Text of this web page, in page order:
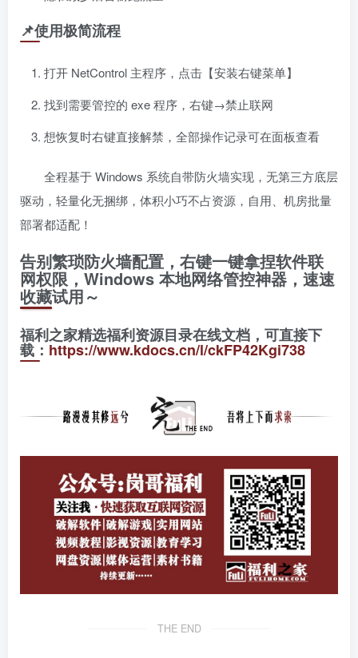
📌使用极简流程
打开 NetControl 主程序，点击【安装右键菜单】
找到需要管控的 exe 程序，右键→禁止联网
想恢复时右键直接解禁，全部操作记录可在面板查看
全程基于 Windows 系统自带防火墙实现，无第三方底层
驱动，轻量化无捆绑，体积小巧不占资源，自用、机房批量
部署都适配！
告别繁琐防火墙配置，右键一键拿捏软件联
网权限，Windows 本地网络管控神器，速速
收藏试用～
福利之家精选福利资源目录在线文档，可直接下
载： https://www.kdocs.cn/l/ckFP42Kgi738
THE END